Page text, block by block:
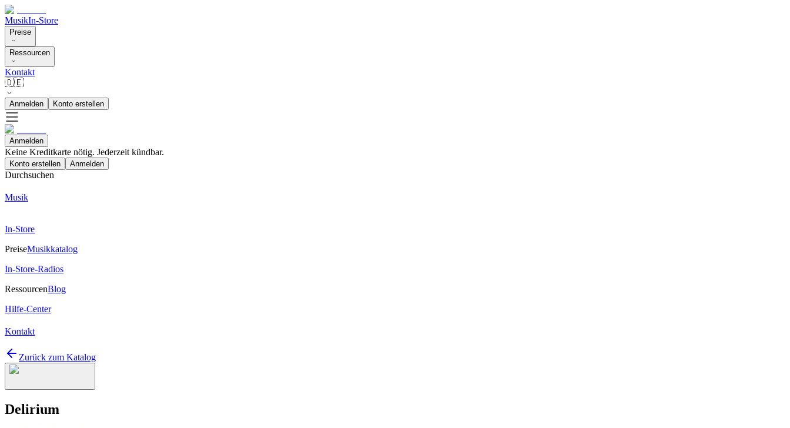
MusikIn-Store
Preise
Ressourcen
Kontakt
🇩🇪
Anmelden Konto erstellen
Anmelden
Keine Kreditkarte nötig. Jederzeit kündbar.
Konto erstellen Anmelden
Durchsuchen
Musik
In-Store
PreiseMusikkatalog
In-Store-Radios
RessourcenBlog
Hilfe-Center
Kontakt
Zurück zum Katalog
Delirium